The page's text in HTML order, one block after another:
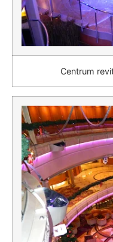
Centrum